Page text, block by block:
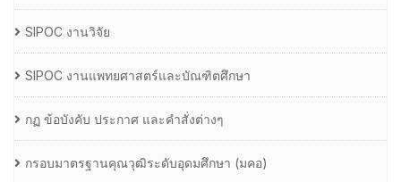
SIPOC งานวิจัย
SIPOC งานแพทยศาสตร์และบัณฑิตศึกษา
กฏ ข้อบังคับ ประกาศ และคำสั่งต่างๆ
กรอบมาตรฐานคุณวุฒิระดับอุดมศึกษา (มคอ)